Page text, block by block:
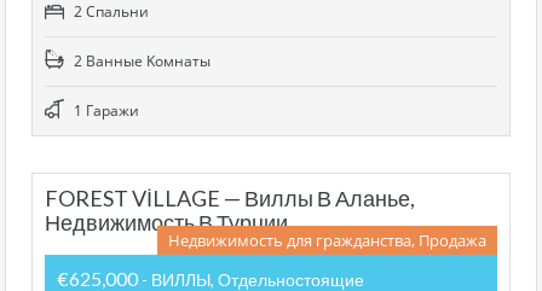
2 Cпальни
2 Bанные Kомнаты
1 Гаражи
FOREST VİLLAGE — Виллы В Аланье,
Недвижимость В Турции
Недвижимость для гражданства, Продажа
€625,000 - ВИЛЛЫ, Отдельностоящие